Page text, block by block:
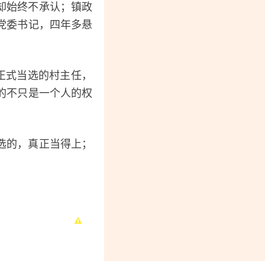
终不承认；镇政
委书记，四年多悬
当选的村主任，
不只是一个人的权
，真正当得上；